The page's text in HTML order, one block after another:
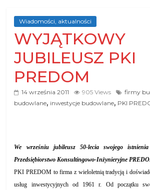
branży
budowlanej
Wiadomości, aktualności
WYJĄTKOWY
JUBILEUSZ PKI
PREDOM
14 września 2011 905 Views firmy
budowlane, inwestycje budowlane, PKI
We wrześniu jubileusz 50-lecia swojego istnienia
Przedsiębiorstwo Konsultingowo-Inżynieryjne
PKI PREDOM to firma z wieloletnią tradycją i
usług inwestycyjnych od 1961 r. Od początku